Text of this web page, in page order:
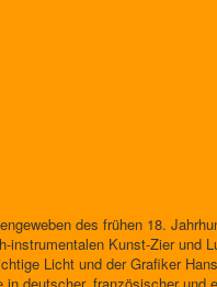
des frühen 18.
Kunst-Zier und
Licht und der Grafiker